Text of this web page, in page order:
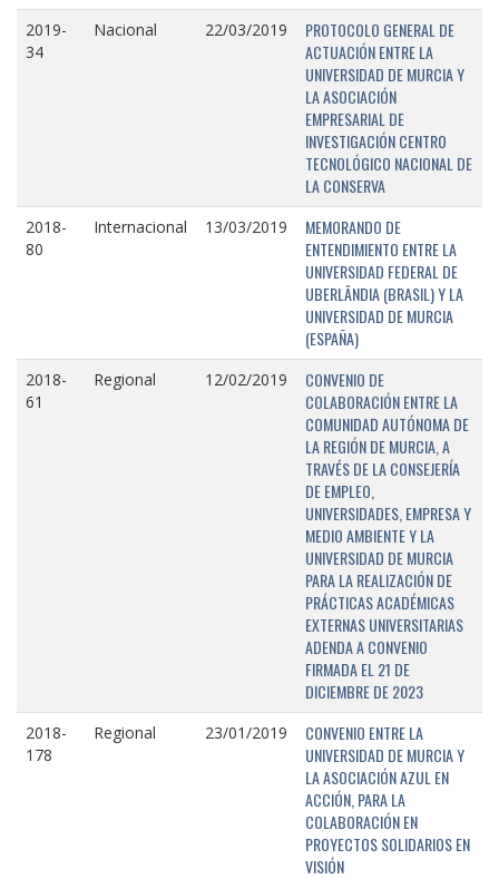
2019-
34
Nacional 22/03/2019
PROTOCOLO GENERAL DE
ACTUACIÓN ENTRE LA
UNIVERSIDAD DE MURCIA Y
LA ASOCIACIÓN
EMPRESARIAL DE
INVESTIGACIÓN CENTRO
TECNOLÓGICO NACIONAL DE
LA CONSERVA
2018-
80
Internacional 13/03/2019
MEMORANDO DE
ENTENDIMIENTO ENTRE LA
UNIVERSIDAD FEDERAL DE
UBERLÂNDIA (BRASIL) Y LA
UNIVERSIDAD DE MURCIA
(ESPAÑA)
2018-
61
Regional 12/02/2019
CONVENIO DE
COLABORACIÓN ENTRE LA
COMUNIDAD AUTÓNOMA DE
LA REGIÓN DE MURCIA, A
TRAVÉS DE LA CONSEJERÍA
DE EMPLEO,
UNIVERSIDADES, EMPRESA Y
MEDIO AMBIENTE Y LA
UNIVERSIDAD DE MURCIA
PARA LA REALIZACIÓN DE
PRÁCTICAS ACADÉMICAS
EXTERNAS UNIVERSITARIAS
ADENDA A CONVENIO
FIRMADA EL 21 DE
DICIEMBRE DE 2023
2018-
178
Regional 23/01/2019
CONVENIO ENTRE LA
UNIVERSIDAD DE MURCIA Y
LA ASOCIACIÓN AZUL EN
ACCIÓN, PARA LA
COLABORACIÓN EN
PROYECTOS SOLIDARIOS EN
VISIÓN